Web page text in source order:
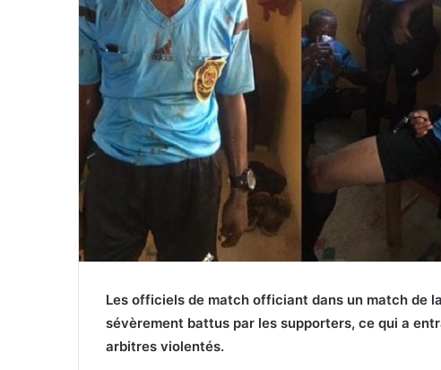
Les officiels de match officiant dans un match de
sévèrement battus par les supporters, ce qui a
arbitres violentés.